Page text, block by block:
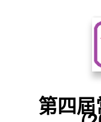
第四